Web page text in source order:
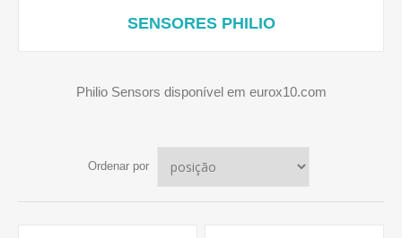
SENSORES PHILIO
Philio Sensors disponível em eurox10.com
Ordenar por